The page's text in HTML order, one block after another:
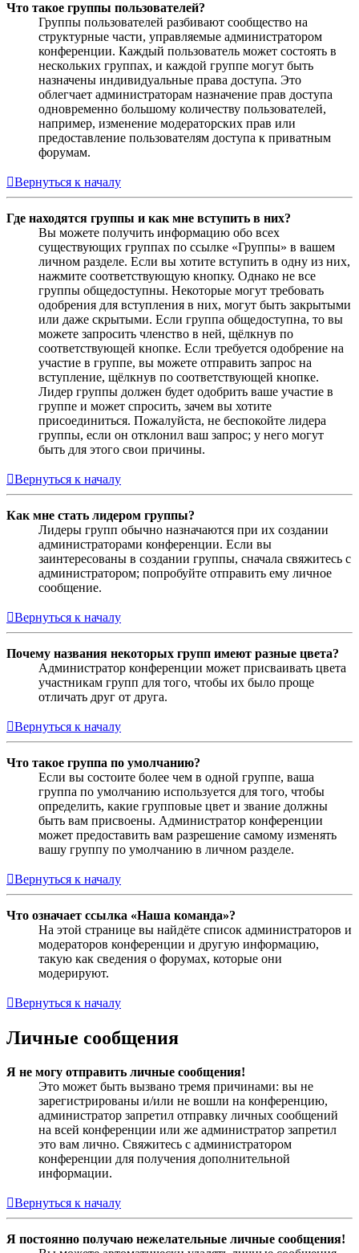
Что такое группы пользователей?
Группы пользователей разбивают сообщество на
структурные части, управляемые администратором
конференции. Каждый пользователь может состоять в
нескольких группах, и каждой группе могут быть
назначены индивидуальные права доступа. Это
облегчает администраторам назначение прав доступа
одновременно большому количеству пользователей,
например, изменение модераторских прав или
предоставление пользователям доступа к приватным
форумам.
Вернуться к началу
Где находятся группы и как мне вступить в них?
Вы можете получить информацию обо всех
существующих группах по ссылке «Группы» в вашем
личном разделе. Если вы хотите вступить в одну из них,
нажмите соответствующую кнопку. Однако не все
группы общедоступны. Некоторые могут требовать
одобрения для вступления в них, могут быть закрытыми
или даже скрытыми. Если группа общедоступна, то вы
можете запросить членство в ней, щёлкнув по
соответствующей кнопке. Если требуется одобрение на
участие в группе, вы можете отправить запрос на
вступление, щёлкнув по соответствующей кнопке.
Лидер группы должен будет одобрить ваше участие в
группе и может спросить, зачем вы хотите
присоединиться. Пожалуйста, не беспокойте лидера
группы, если он отклонил ваш запрос; у него могут
быть для этого свои причины.
Вернуться к началу
Как мне стать лидером группы?
Лидеры групп обычно назначаются при их создании
администраторами конференции. Если вы
заинтересованы в создании группы, сначала свяжитесь с
администратором; попробуйте отправить ему личное
сообщение.
Вернуться к началу
Почему названия некоторых групп имеют разные цвета?
Администратор конференции может присваивать цвета
участникам групп для того, чтобы их было проще
отличать друг от друга.
Вернуться к началу
Что такое группа по умолчанию?
Если вы состоите более чем в одной группе, ваша
группа по умолчанию используется для того, чтобы
определить, какие групповые цвет и звание должны
быть вам присвоены. Администратор конференции
может предоставить вам разрешение самому изменять
вашу группу по умолчанию в личном разделе.
Вернуться к началу
Что означает ссылка «Наша команда»?
На этой странице вы найдёте список администраторов и
модераторов конференции и другую информацию,
такую как сведения о форумах, которые они
модерируют.
Вернуться к началу
Личные сообщения
Я не могу отправить личные сообщения!
Это может быть вызвано тремя причинами: вы не
зарегистрированы и/или не вошли на конференцию,
администратор запретил отправку личных сообщений
на всей конференции или же администратор запретил
это вам лично. Свяжитесь с администратором
конференции для получения дополнительной
информации.
Вернуться к началу
Я постоянно получаю нежелательные личные сообщения!